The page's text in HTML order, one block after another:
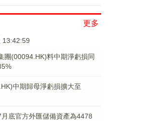
更多
13:43:00
團(00094.HK)料中期淨虧損同
中期歸母淨虧損擴大至
底官方外匯儲備資產為4478